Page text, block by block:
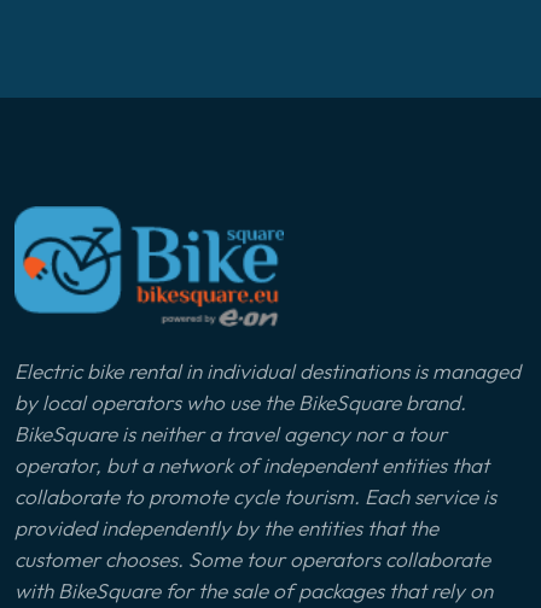
Electric bike rental in individual destinations is managed
by local operators who use the BikeSquare brand.
BikeSquare is neither a travel agency nor a tour
operator, but a network of independent entities that
collaborate to promote cycle tourism. Each service is
provided independently by the entities that the
customer chooses. Some tour operators collaborate
with BikeSquare for the sale of packages that rely on